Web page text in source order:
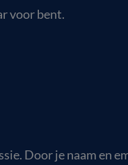
voor bent.
Door je naam en